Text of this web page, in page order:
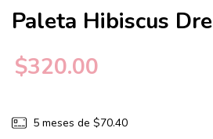
Paleta Hibiscus
$320.00
5 meses de $70.40